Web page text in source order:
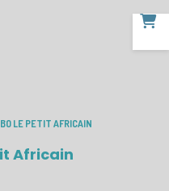
LE PETIT AFRICAIN
Africain